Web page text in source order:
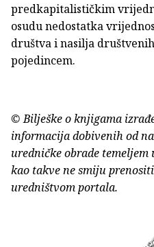
predkapitalističkim
osudu nedostatka
društva i nasilja
pojedincem.
© Bilješke o knjigama
informacija dobivenih od
uredničke obrade
kao takve ne smiju
uredništvom portala.